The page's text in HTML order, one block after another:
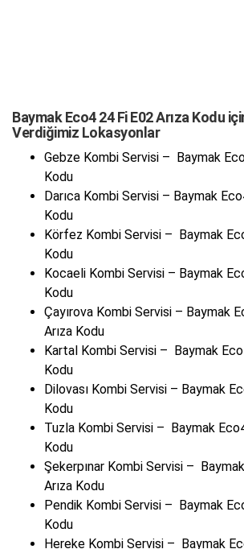
Baymak Eco4 24 Fi E02 Arıza Kodu
Verdiğimiz Lokasyonlar
Gebze Kombi Servisi – Baymak
Kodu
Darıca Kombi Servisi – Baymak
Kodu
Körfez Kombi Servisi – Baymak
Kodu
Kocaeli Kombi Servisi – Baymak
Kodu
Çayırova Kombi Servisi – Baymak
Arıza Kodu
Kartal Kombi Servisi – Baymak
Kodu
Dilovası Kombi Servisi – Baymak
Kodu
Tuzla Kombi Servisi – Baymak
Kodu
Şekerpınar Kombi Servisi –
Arıza Kodu
Pendik Kombi Servisi – Baymak
Kodu
Hereke Kombi Servisi – Baymak